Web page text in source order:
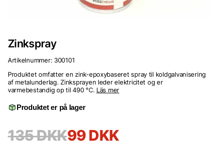
Zinkspray
Artikelnummer: 300101
Produktet omfatter en zink-epoxybaseret spray til koldgalvanisering
af metalunderlag. Zinksprayen leder elektricitet og er
varmebestandig op til 490 °C. Läs mer
Produktet er på lager
135DKK99DKK